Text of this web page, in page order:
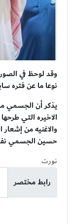
وقد لوحظ في الصور
نوعا ما عن فتره
يذكر أن الجسمي
الاخيره التي
والاغنيه من
حسين الجسمي
نورت
رابط مختصر